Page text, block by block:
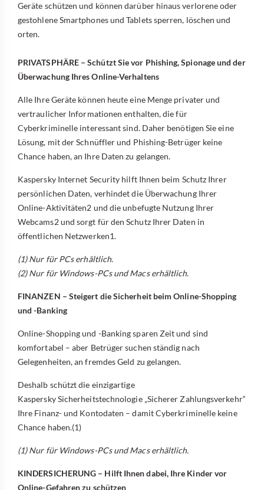
Geräte schützen und können darüber hinaus verlorene oder
gestohlene Smartphones und Tablets sperren, löschen und
orten.
PRIVATSPHÄRE – Schützt Sie vor Phishing, Spionage und der
Überwachung Ihres Online-Verhaltens
Alle Ihre Geräte können heute eine Menge privater und
vertraulicher Informationen enthalten, die für
Cyberkriminelle interessant sind. Daher benötigen Sie eine
Lösung, mit der Schnüffler und Phishing-Betrüger keine
Chance haben, an Ihre Daten zu gelangen.
Kaspersky Internet Security hilft Ihnen beim Schutz Ihrer
persönlichen Daten, verhindet die Überwachung Ihrer
Online-Aktivitäten2 und die unbefugte Nutzung Ihrer
Webcams2 und sorgt für den Schutz Ihrer Daten in
öffentlichen Netzwerken1.
(1) Nur für PCs erhältlich.
(2) Nur für Windows-PCs und Macs erhältlich.
FINANZEN – Steigert die Sicherheit beim Online-Shopping
und -Banking
Online-Shopping und -Banking sparen Zeit und sind
komfortabel – aber Betrüger suchen ständig nach
Gelegenheiten, an fremdes Geld zu gelangen.
Deshalb schützt die einzigartige
Kaspersky Sicherheitstechnologie „Sicherer Zahlungsverkehr“
Ihre Finanz- und Kontodaten – damit Cyberkriminelle keine
Chance haben.(1)
(1) Nur für Windows-PCs und Macs erhältlich.
KINDERSICHERUNG – Hilft Ihnen dabei, Ihre Kinder vor
Online-Gefahren zu schützen